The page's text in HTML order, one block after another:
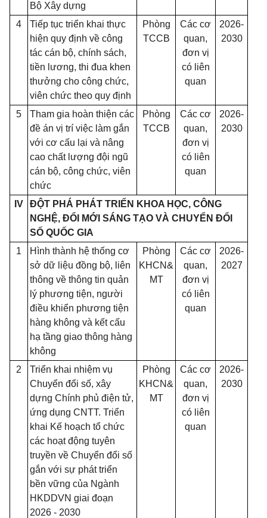
Bộ Xây dựng
4
Tiếp tục triển khai thực
hiện quy định về công
tác cán bộ, chính sách,
tiền lương, thi đua khen
thưởng cho công chức,
viên chức theo quy định
Phòng
TCCB
Các cơ
quan,
đơn vị
có liên
quan
2026-
2030
5
Tham gia hoàn thiện các
đề án vị trí việc làm gắn
với cơ cấu lại và nâng
cao chất lượng đội ngũ
cán bộ, công chức, viên
chức
Phòng
TCCB
Các cơ
quan,
đơn vị
có liên
quan
2026-
2030
IV
ĐỘT PHÁ PHÁT TRIỂN KHOA HỌC, CÔNG
NGHỆ, ĐỔI MỚI SÁNG TẠO VÀ CHUYỂN ĐỔI
SỐ QUỐC GIA
1
Hình thành hệ thống cơ
sở dữ liệu đồng bộ, liên
thông về thông tin quản
lý phương tiện, người
điều khiển phương tiện
hàng không và kết cấu
hạ tầng giao thông hàng
không
Phòng
KHCN&
MT
Các cơ
quan,
đơn vị
có liên
quan
2026-
2027
2
Triển khai nhiệm vụ
Chuyển đổi số, xây
dựng Chính phủ điện tử,
ứng dụng CNTT. Triển
khai Kế hoạch tổ chức
các hoạt động tuyên
truyền về Chuyển đổi số
gắn với sự phát triển
bền vững của Ngành
HKDDVN giai đoạn
2026 - 2030
Phòng
KHCN&
MT
Các cơ
quan,
đơn vị
có liên
quan
2026-
2030